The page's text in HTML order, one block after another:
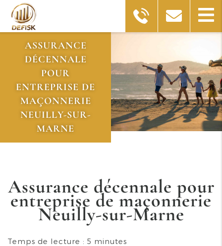
ASSURANCE
DÉCENNALE
POUR
ENTREPRISE DE
MAÇONNERIE
NEUILLY-SUR-
MARNE
Assurance décennale pour
entreprise de maçonnerie
Neuilly-sur-Marne
Temps de lecture : 5 minutes